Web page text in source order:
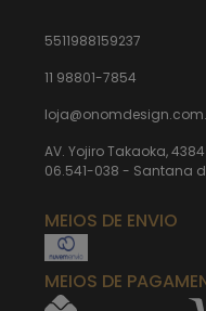
5511988159237
11 98801-7854
AV. Yojiro Takaoka,
06.541-038 - Santana
MEIOS DE ENVIO
MEIOS DE